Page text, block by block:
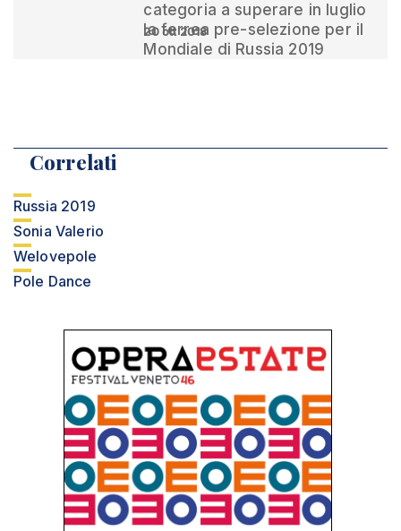
categoria a superare in luglio
la ferrea pre-selezione per il
Mondiale di Russia 2019
20 ott 2018
Correlati
Russia 2019
Sonia Valerio
Welovepole
Pole Dance